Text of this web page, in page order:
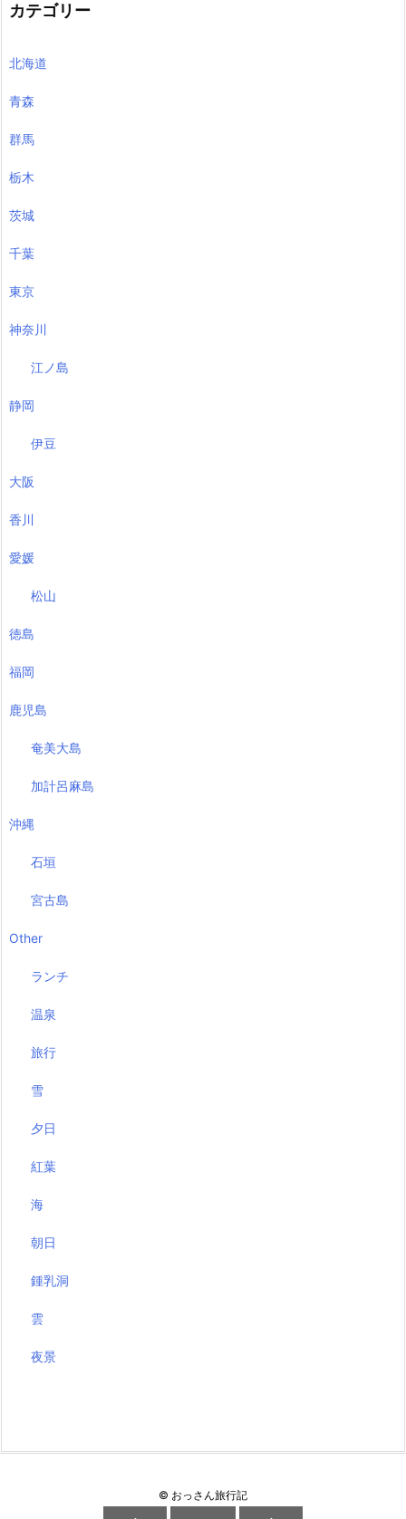
カテゴリー
北海道
青森
群馬
栃木
茨城
千葉
東京
神奈川
江ノ島
静岡
伊豆
大阪
香川
愛媛
松山
徳島
福岡
鹿児島
奄美大島
加計呂麻島
沖縄
石垣
宮古島
Other
ランチ
温泉
旅行
雪
夕日
紅葉
海
朝日
鍾乳洞
雲
夜景
© おっさん旅行記